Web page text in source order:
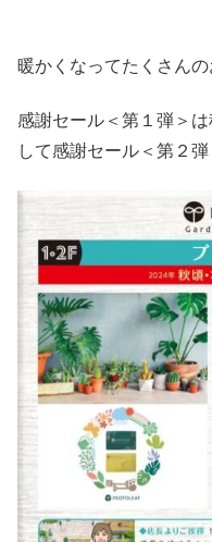
暖かくなってたくさん
感謝セール＜第１弾＞
して感謝セール＜第２